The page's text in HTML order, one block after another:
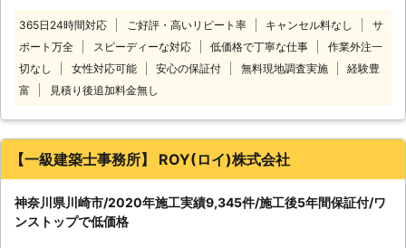
を紹介いたします。 【床下工事の施
工実績500件以上！株式会社ALTの強
み】 ①施工は自社施工で、下請け業
者を使うことはありません。中間マー
「ハチクサンFL」「ハチクサンME」
を同時に使用します。 ハチクサンは
しい薬剤として「公益財団法人文化財
宅でもお安く対応できます。 ただ安
いだけでなく日本しろあり対策協会が
認定した「しろあり防除施工士」の資
方法をご提案します。 当店は総合リ
フォーム業者であるため、シロアリ被
害で傷んでしまった「木部交換」「床
の張替え」「内装リフォーム」とった
修繕も得意としています。早ければ駆
365日24時間対応 ご好評・高いリピート率 キャンセル料なし
サ
ポート万全
スピーディーな対応 低価格で丁寧な仕事
作業外注一
切なし
女性対応可能 安心の保証付 無料現地調査実施
経験豊
富
見積り後追加料金無し
【一級建築士事務所】 ROY(ロイ)株式会社
神奈川県川崎市/2020年施工実績9,345件/施工後5年間保証付/ワ
ンストップで低価格